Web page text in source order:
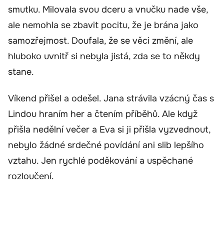
smutku. Milovala svou dceru a vnučku nade vše,
ale nemohla se zbavit pocitu, že je brána jako
samozřejmost. Doufala, že se věci změní, ale
hluboko uvnitř si nebyla jistá, zda se to někdy
stane.
Víkend přišel a odešel. Jana strávila vzácný čas s
Lindou hraním her a čtením příběhů. Ale když
přišla nedělní večer a Eva si ji přišla vyzvednout,
nebylo žádné srdečné povídání ani slib lepšího
vztahu. Jen rychlé poděkování a uspěchané
rozloučení.